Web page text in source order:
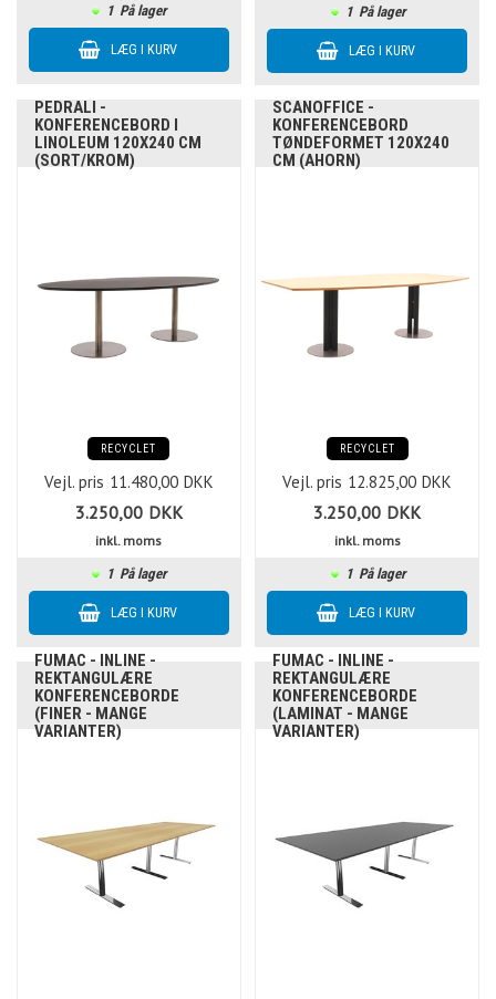
1 På lager
1 På lager
PEDRALI -
KONFERENCEBORD I
LINOLEUM 120X240 CM
(SORT/KROM)
RECYCLET
Vejl. pris 11.480,00 DKK
3.250,00 DKK
inkl. moms
1 På lager
SCANOFFICE -
KONFERENCEBORD
TØNDEFORMET 120X240
CM (AHORN)
RECYCLET
Vejl. pris 12.825,00 DKK
3.250,00 DKK
inkl. moms
1 På lager
FUMAC - INLINE -
REKTANGULÆRE
KONFERENCEBORDE
(FINER - MANGE
VARIANTER)
FUMAC - INLINE -
REKTANGULÆRE
KONFERENCEBORDE
(LAMINAT - MANGE
VARIANTER)